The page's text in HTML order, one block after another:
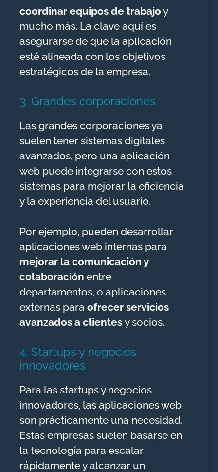
coordinar equipos de trabajo y
mucho más. La clave aquí es
asegurarse de que la aplicación
esté alineada con los objetivos
estratégicos de la empresa.
3. Grandes corporaciones
Las grandes corporaciones ya
suelen tener sistemas digitales
avanzados, pero una aplicación
web puede integrarse con estos
sistemas para mejorar la eficiencia
y la experiencia del usuario.
Por ejemplo, pueden desarrollar
aplicaciones web internas para
mejorar la comunicación y
colaboración entre
departamentos, o aplicaciones
externas para ofrecer servicios
avanzados a clientes y socios.
4. Startups y negocios
innovadores
Para las startups y negocios
innovadores, las aplicaciones web
son prácticamente una necesidad.
Estas empresas suelen basarse en
la tecnología para escalar
rápidamente y alcanzar un